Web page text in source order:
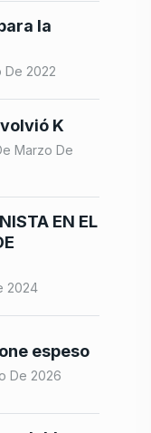
la
De 2022
K
Marzo De
EN EL
2024
espeso
De 2026